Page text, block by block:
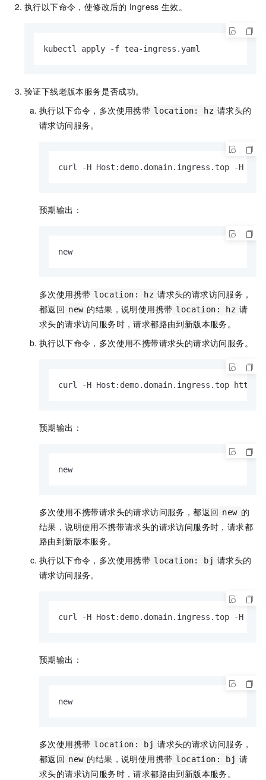
执行以下命令，使修改后的 Ingress 生效。
kubectl apply -f tea-ingress.yaml
验证下线老版本服务是否成功。
执行以下命令，多次使用携带 location: hz 请求头的
请求访问服务。
curl -H Host:demo.domain.ingress.top -H
预期输出：
new
多次使用携带 location: hz 请求头的请求访问服务，
都返回 new 的结果，说明使用携带 location: hz 请
求头的请求访问服务时，请求都路由到新版本服务。
执行以下命令，多次使用不携带请求头的请求访问服务。
curl -H Host:demo.domain.ingress.top
预期输出：
new
多次使用不携带请求头的请求访问服务，都返回 new 的
结果，说明使用不携带请求头的请求访问服务时，请求都
路由到新版本服务。
执行以下命令，多次使用携带 location: bj 请求头的
请求访问服务。
curl -H Host:demo.domain.ingress.top -H
预期输出：
new
多次使用携带 location: bj 请求头的请求访问服务，
都返回 new 的结果，说明使用携带 location: bj 请
求头的请求访问服务时，请求都路由到新版本服务。